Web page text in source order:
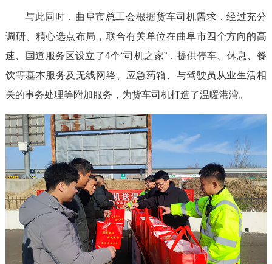
与此同时，曲阜市总工会根据货车司机需求，经过充分
调研、精心选点布局，联合有关单位在曲阜市四个方向的高
速、国道服务区设立了4个“司机之家”，提供停车、休息、餐
饮等基本服务及无线网络、应急药箱、与驾驶员从业生活相
关的事务处理等附加服务，为货车司机打造了温暖港湾。